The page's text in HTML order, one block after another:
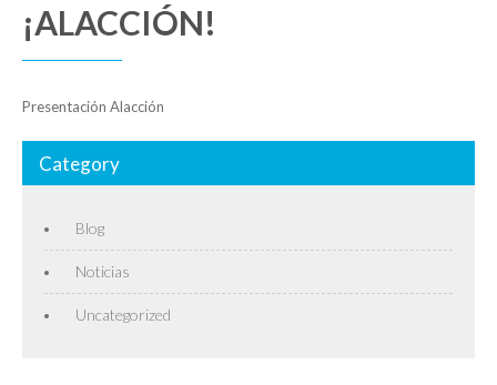
¡ALACCIÓN!
Presentación Alacción
Category
Blog
Noticias
Uncategorized